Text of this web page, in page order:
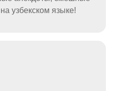
узбекском языке!